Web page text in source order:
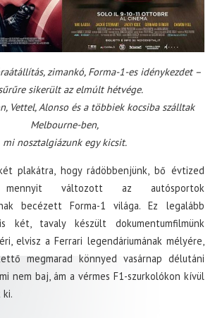
zimankó, Forma-1-es idénykezdet –
sikerült az elmúlt hétvége.
Vettel, Alonso és a többiek kocsiba szálltak
Melbourne-ben,
mi nosztalgiázunk egy kicsit.
plakátra, hogy rádöbbenjünk, bő évtized
változott az autósportok
becézett Forma-1 világa. Ez legalább
két, tavaly készült dokumentumfilmünk
elvisz a Ferrari legendáriumának mélyére,
megmarad könnyed vasárnap délutáni
nem baj, ám a vérmes F1-szurkolókon kívül